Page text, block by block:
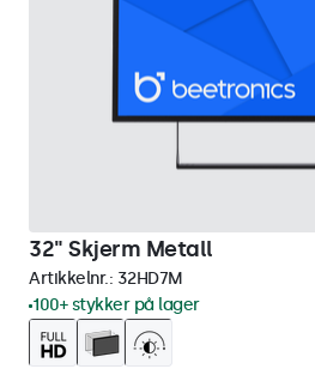
32" Skjerm Metall
Artikkelnr.: 32HD7M
100+ stykker på lager